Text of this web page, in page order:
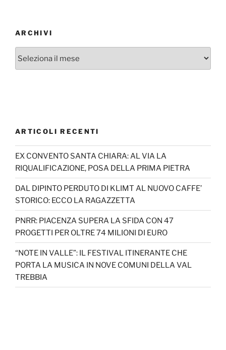
ARCHIVI
ARTICOLI RECENTI
EX CONVENTO SANTA CHIARA: AL VIA LA
RIQUALIFICAZIONE, POSA DELLA PRIMA PIETRA
DAL DIPINTO PERDUTO DI KLIMT AL NUOVO CAFFE’
STORICO: ECCO LA RAGAZZETTA
PNRR: PIACENZA SUPERA LA SFIDA CON 47
PROGETTI PER OLTRE 74 MILIONI DI EURO
“NOTE IN VALLE”: IL FESTIVAL ITINERANTE CHE
PORTA LA MUSICA IN NOVE COMUNI DELLA VAL
TREBBIA